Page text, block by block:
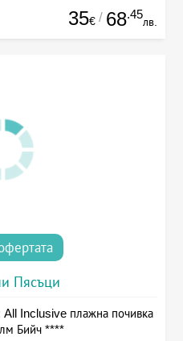
35€ / 68.45
лв.
Пясъци
All Inclusive плажна почивка
Бийч ****